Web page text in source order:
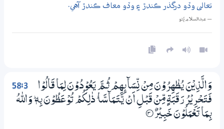
تعالى وڏو درگذر ڪندڙ ۽ وڏو معاف ڪندڙ آهي.
— عبدالسلام ڀُٽو
58:3
وَالَّذِيْنَ يُظٰهِرُوْنَ مِنْ نِّسَاۗىِٕهِمْ ثُـمَّ يَعُوْدُوْنَ لِمَا قَالُوْا
فَتَحْرِيْرُ رَقَبَةٍ مِّنْ قَبْلِ اَنْ يَّـتَـمَاۗسَّا ۭ ذٰلِكُمْ تُوْعَظُوْنَ بِهٖ ۭ وَاللّٰهُ
بِـمَا تَعْمَلُوْنَ خَبِيْرٌ
3‏۝